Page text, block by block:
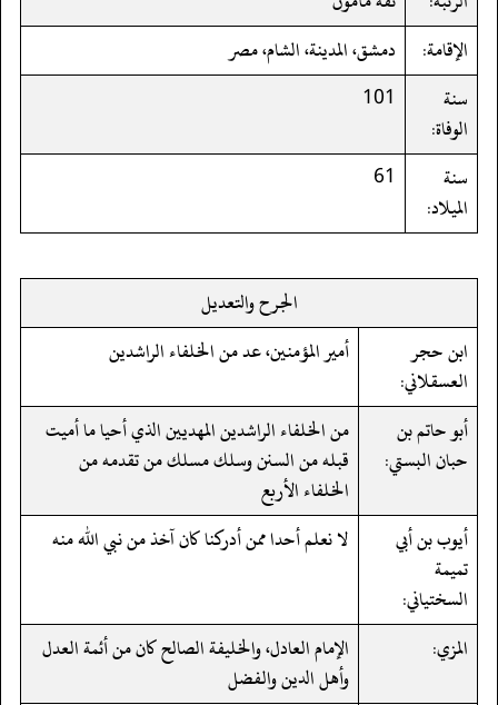
الإقامة:
دمشق، المدينة، الشام، مصر
سنة
الوفاة:
101
سنة
الميلاد:
61
الجرح والتعديل
ابن حجر
العسقلاني:
أمير المؤمنين، عد من الخلفاء الراشدين
أبو حاتم بن
حبان البستي:
من الخلفاء الراشدين المهديين الذي أحيا ما أميت
قبله من السنن وسلك مسلك من تقدمه من
الخلفاء الأربع
أيوب بن أبي
تميمة
السختياني:
لا نعلم أحدا ممن أدركنا كان آخذ من نبي الله منه
المزي:
الإمام العادل، والخليفة الصالح كان من أئمة العدل
وأهل الدين والفضل